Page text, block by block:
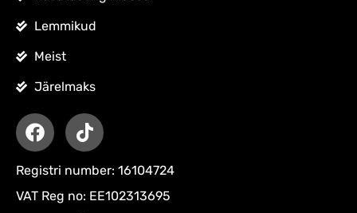
Lemmikud
Meist
Järelmaks
Registri number: 16104724
VAT Reg no: EE102313695